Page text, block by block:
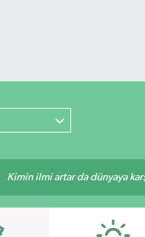
Kimin ilmi artar da dünyaya